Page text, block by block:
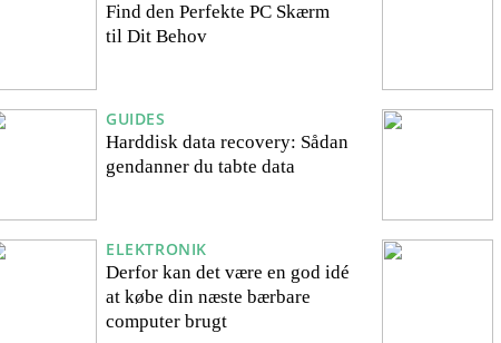
Find den Perfekte PC Skærm
til Dit Behov
GUIDES
Harddisk data recovery: Sådan
gendanner du tabte data
ELEKTRONIK
Derfor kan det være en god idé
at købe din næste bærbare
computer brugt